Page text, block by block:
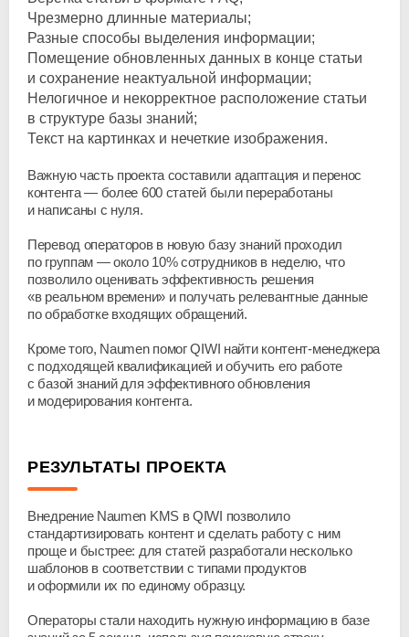
Чрезмерно длинные материалы;
Разные способы выделения информации;
Помещение обновленных данных в конце статьи
и сохранение неактуальной информации;
Нелогичное и некорректное расположение статьи
в структуре базы знаний;
Текст на картинках и нечеткие изображения.
Важную часть проекта составили адаптация и перенос
контента — более 600 статей были переработаны
и написаны с нуля.
Перевод операторов в новую базу знаний проходил
по группам — около 10% сотрудников в неделю, что
позволило оценивать эффективность решения
«в реальном времени» и получать релевантные данные
по обработке входящих обращений.
Кроме того, Naumen помог QIWI найти контент-менеджера
с подходящей квалификацией и обучить его работе
с базой знаний для эффективного обновления
и модерирования контента.
РЕЗУЛЬТАТЫ ПРОЕКТА
Внедрение Naumen KMS в QIWI позволило
стандартизировать контент и сделать работу с ним
проще и быстрее: для статей разработали несколько
шаблонов в соответствии с типами продуктов
и оформили их по единому образцу.
Операторы стали находить нужную информацию в базе